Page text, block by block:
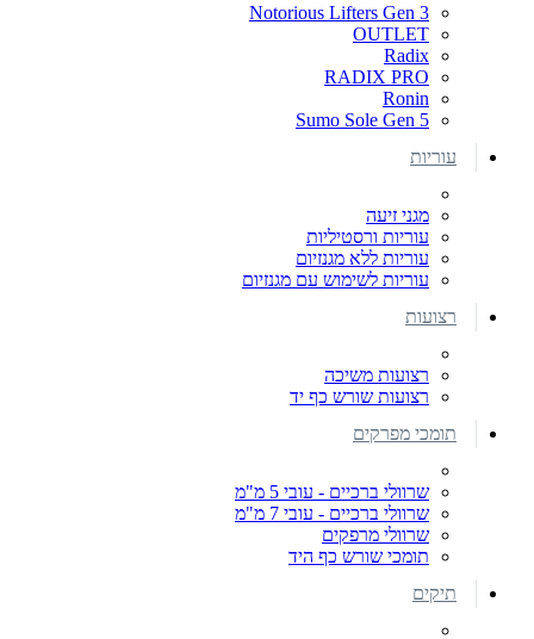
Notorious Lifters Gen 3
OUTLET
Radix
RADIX PRO
Ronin
Sumo Sole Gen 5
עוריות
מגני זיעה
עוריות ורסטיליות
עוריות ללא מגנזיום
עוריות לשימוש עם מגנזיום
רצועות
רצועות משיכה
רצועות שורש כף יד
תומכי מפרקים
שרוולי ברכיים - עובי 5 מ"מ
שרוולי ברכיים - עובי 7 מ"מ
שרוולי מרפקים
תומכי שורש כף היד
תיקים